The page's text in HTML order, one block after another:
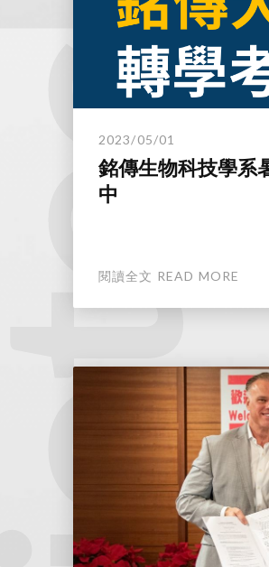
2023/05/01
銘傳生物科技學系
中
閱讀全文 READ MORE